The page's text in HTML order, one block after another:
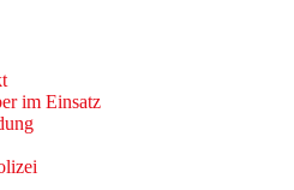
im Einsatz